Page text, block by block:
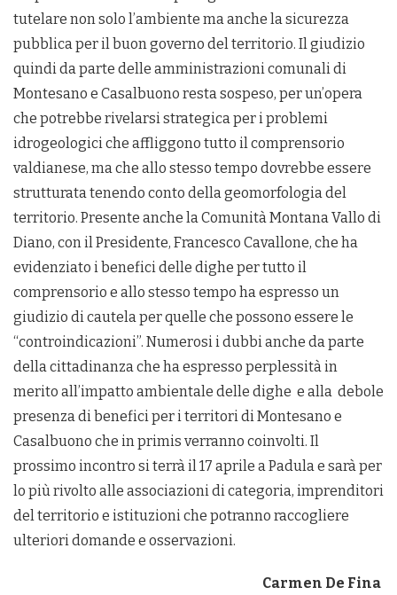
tutelare non solo l’ambiente ma anche la sicurezza
pubblica per il buon governo del territorio. Il giudizio
quindi da parte delle amministrazioni comunali di
Montesano e Casalbuono resta sospeso, per un’opera
che potrebbe rivelarsi strategica per i problemi
idrogeologici che affliggono tutto il comprensorio
valdianese, ma che allo stesso tempo dovrebbe essere
strutturata tenendo conto della geomorfologia del
territorio. Presente anche la Comunità Montana Vallo di
Diano, con il Presidente, Francesco Cavallone, che ha
evidenziato i benefici delle dighe per tutto il
comprensorio e allo stesso tempo ha espresso un
giudizio di cautela per quelle che possono essere le
“controindicazioni”. Numerosi i dubbi anche da parte
della cittadinanza che ha espresso perplessità in
merito all’impatto ambientale delle dighe e alla debole
presenza di benefici per i territori di Montesano e
Casalbuono che in primis verranno coinvolti. Il
prossimo incontro si terrà il 17 aprile a Padula e sarà per
lo più rivolto alle associazioni di categoria, imprenditori
del territorio e istituzioni che potranno raccogliere
ulteriori domande e osservazioni.
Carmen De Fina